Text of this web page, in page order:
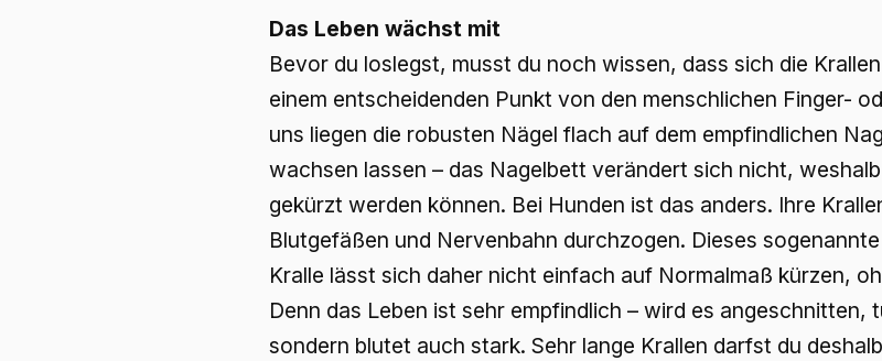
Das Leben wächst mit
Bevor du loslegst, musst du noch wissen, dass sich die
einem entscheidenden Punkt von den menschlichen Finger-
uns liegen die robusten Nägel flach auf dem empfindlichen
wachsen lassen – das Nagelbett verändert sich nicht,
gekürzt werden können. Bei Hunden ist das anders. Ihre
Blutgefäßen und Nervenbahn durchzogen. Dieses
Kralle lässt sich daher nicht einfach auf Normalmaß kürzen,
Denn das Leben ist sehr empfindlich – wird es angeschnitten,
sondern blutet auch stark. Sehr lange Krallen darfst du